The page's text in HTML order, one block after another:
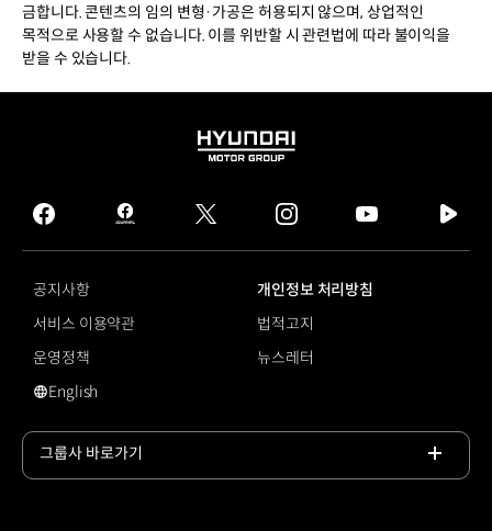
금합니다. 콘텐츠의 임의 변형·가공은 허용되지 않으며, 상업적인
목적으로 사용할 수 없습니다. 이를 위반할 시 관련법에 따라 불이익을
받을 수 있습니다.
HYUNDAI
GROUP
facebook
hmg
journal
twitter instagram
tv
공지사항
개인정보 처리방침
서비스 이용약관
법적고지
운영정책
뉴스레터
영문 사이트로 이동
English
그룹사 바로가기